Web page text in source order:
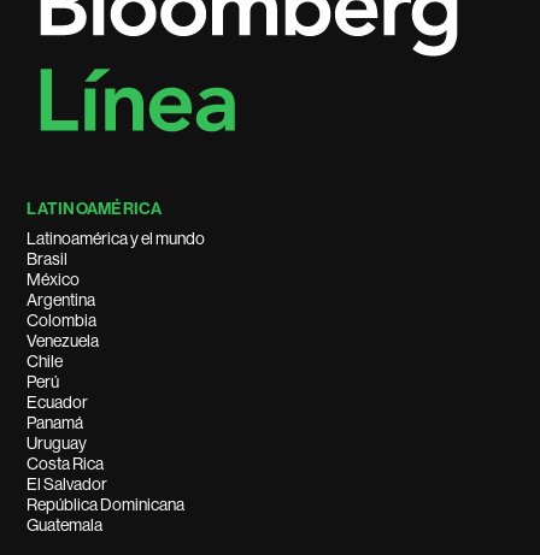
LATINOAMÉRICA
Latinoamérica y el mundo
Brasil
México
Argentina
Colombia
Venezuela
Chile
Perú
Ecuador
Panamá
Uruguay
Costa Rica
El Salvador
República Dominicana
Guatemala